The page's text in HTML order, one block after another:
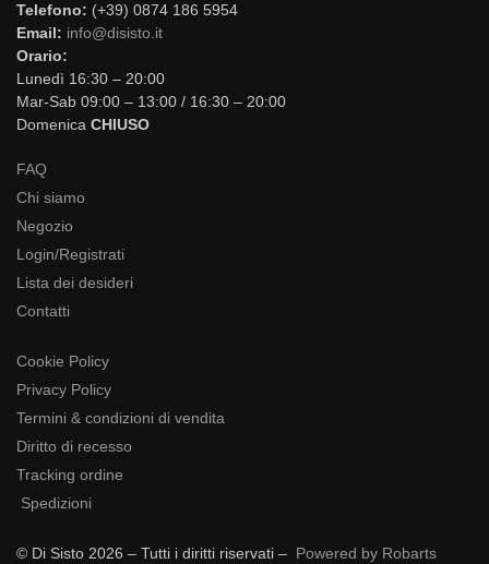
Telefono: (+39) 0874 186 5954
Email: info@disisto.it
Orario:
Lunedì 16:30 – 20:00
Mar-Sab 09:00 – 13:00 / 16:30 – 20:00
Domenica CHIUSO
FAQ
Chi siamo
Negozio
Login/Registrati
Lista dei desideri
Contatti
Cookie Policy
Privacy Policy
Termini & condizioni di vendita
Diritto di recesso
Tracking ordine
Spedizioni
© Di Sisto 2026 – Tutti i diritti riservati – Powered by Robarts